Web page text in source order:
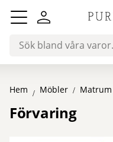
Meny
Hem Möbler Matrum
Förvaring